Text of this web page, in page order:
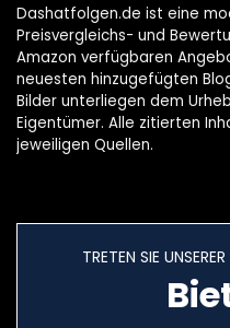
Dashatfolgen.de ist eine
Preisvergleichs- und
Amazon verfügbaren
neuesten hinzugefügten
Bilder unterliegen dem
Eigentümer. Alle zitierten
jeweiligen Quellen.
TRETEN SIE